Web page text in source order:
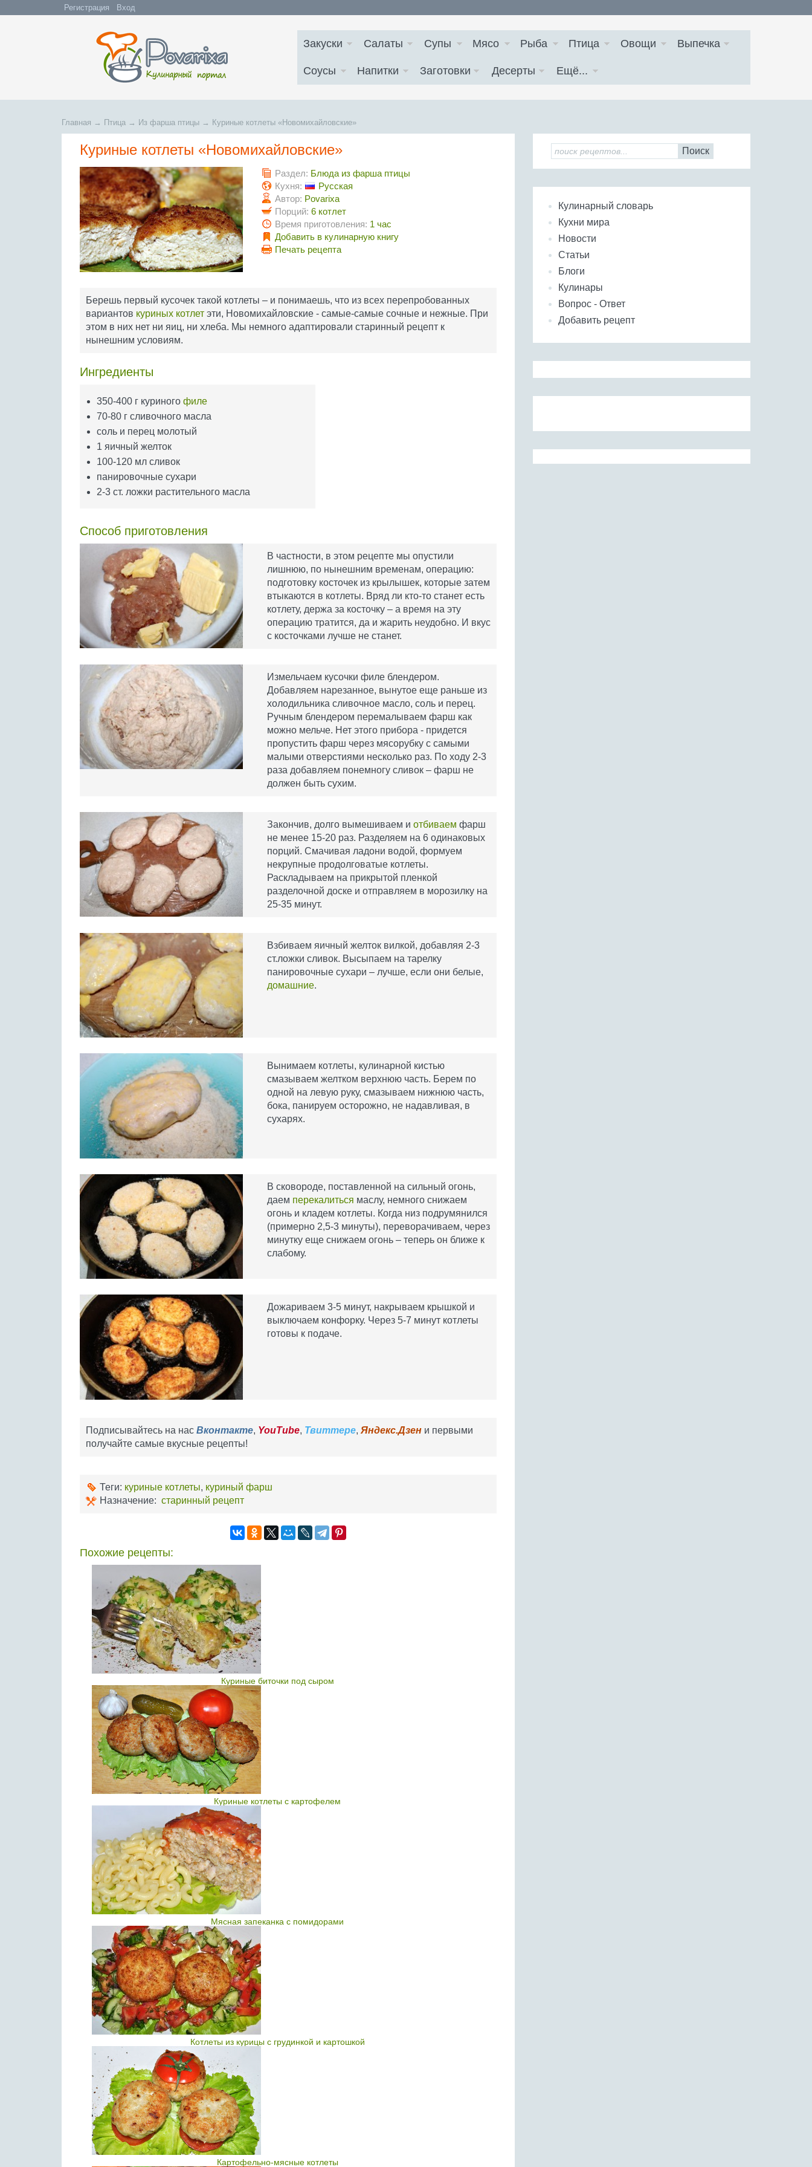
Регистрация Вход
Закуски Салаты Супы Мясо Рыба Птица Овощи Выпечка
Соусы Напитки Заготовки Десерты Ещё...
Главная → Птица → Из фарша птицы → Куриные котлеты «Новомихайловские»
Куриные котлеты «Новомихайловские»
Раздел: Блюда из фарша птицы
Кухня:
Русская
Автор: Povarixa
Порций: 6 котлет
Время приготовления: 1 час
Добавить в кулинарную книгу
Печать рецепта
Берешь первый кусочек такой котлеты – и понимаешь, что из всех перепробованных
вариантов куриных котлет эти, Новомихайловские - самые-самые сочные и нежные. При
этом в них нет ни яиц, ни хлеба. Мы немного адаптировали старинный рецепт к
нынешним условиям.
Ингредиенты
350-400 г куриного филе
70-80 г сливочного масла
соль и перец молотый
1 яичный желток
100-120 мл сливок
панировочные сухари
2-3 ст. ложки растительного масла
Способ приготовления
В частности, в этом рецепте мы опустили
лишнюю, по нынешним временам, операцию:
подготовку косточек из крылышек, которые затем
втыкаются в котлеты. Вряд ли кто-то станет есть
котлету, держа за косточку – а время на эту
операцию тратится, да и жарить неудобно. И вкус
с косточками лучше не станет.
Измельчаем кусочки филе блендером.
Добавляем нарезанное, вынутое еще раньше из
холодильника сливочное масло, соль и перец.
Ручным блендером перемалываем фарш как
можно мельче. Нет этого прибора - придется
пропустить фарш через мясорубку с самыми
малыми отверстиями несколько раз. По ходу 2-3
раза добавляем понемногу сливок – фарш не
должен быть сухим.
Закончив, долго вымешиваем и отбиваем фарш
не менее 15-20 раз. Разделяем на 6 одинаковых
порций. Смачивая ладони водой, формуем
некрупные продолговатые котлеты.
Раскладываем на прикрытой пленкой
разделочной доске и отправляем в морозилку на
25-35 минут.
Взбиваем яичный желток вилкой, добавляя 2-3
ст.ложки сливок. Высыпаем на тарелку
панировочные сухари – лучше, если они белые,
домашние.
Вынимаем котлеты, кулинарной кистью
смазываем желтком верхнюю часть. Берем по
одной на левую руку, смазываем нижнюю часть,
бока, панируем осторожно, не надавливая, в
сухарях.
В сковороде, поставленной на сильный огонь,
даем перекалиться маслу, немного снижаем
огонь и кладем котлеты. Когда низ подрумянился
(примерно 2,5-3 минуты), переворачиваем, через
минутку еще снижаем огонь – теперь он ближе к
слабому.
Дожариваем 3-5 минут, накрываем крышкой и
выключаем конфорку. Через 5-7 минут котлеты
готовы к подаче.
Подписывайтесь на нас Вконтакте, YouTube, Твиттере, Яндекс.Дзен и первыми
получайте самые вкусные рецепты!
Теги: куриные котлеты, куриный фарш
Назначение: старинный рецепт
Похожие рецепты:
Куриные биточки под сыром
Куриные котлеты с картофелем
Мясная запеканка с помидорами
Котлеты из курицы с грудинкой и картошкой
Картофельно-мясные котлеты
Поиск
Кулинарный словарь
Кухни мира
Новости
Статьи
Блоги
Кулинары
Вопрос - Ответ
Добавить рецепт